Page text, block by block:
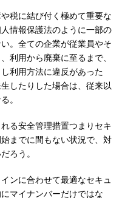
税に結び付く極めて重要な
情報保護法のように一部の
。全ての企業が従業員やそ
利用から廃棄に至るまで、
利用方法に違反があった
したりした場合は、従来以
。
る安全管理措置つまりセキ
までに間もない状況で、対
ろう。
ンに合わせて最適なセキュ
マイナンバーだけではな